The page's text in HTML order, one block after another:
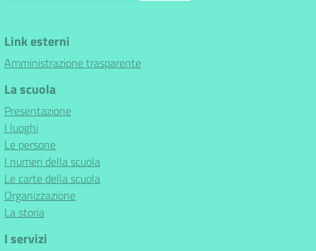
Link esterni
Amministrazione trasparente
La scuola
Presentazione
I luoghi
Le persone
I numeri della scuola
Le carte della scuola
Organizzazione
La storia
I servizi